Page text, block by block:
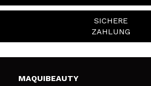
SICHERE
ZAHLUNG
MAQUIBEAUTY